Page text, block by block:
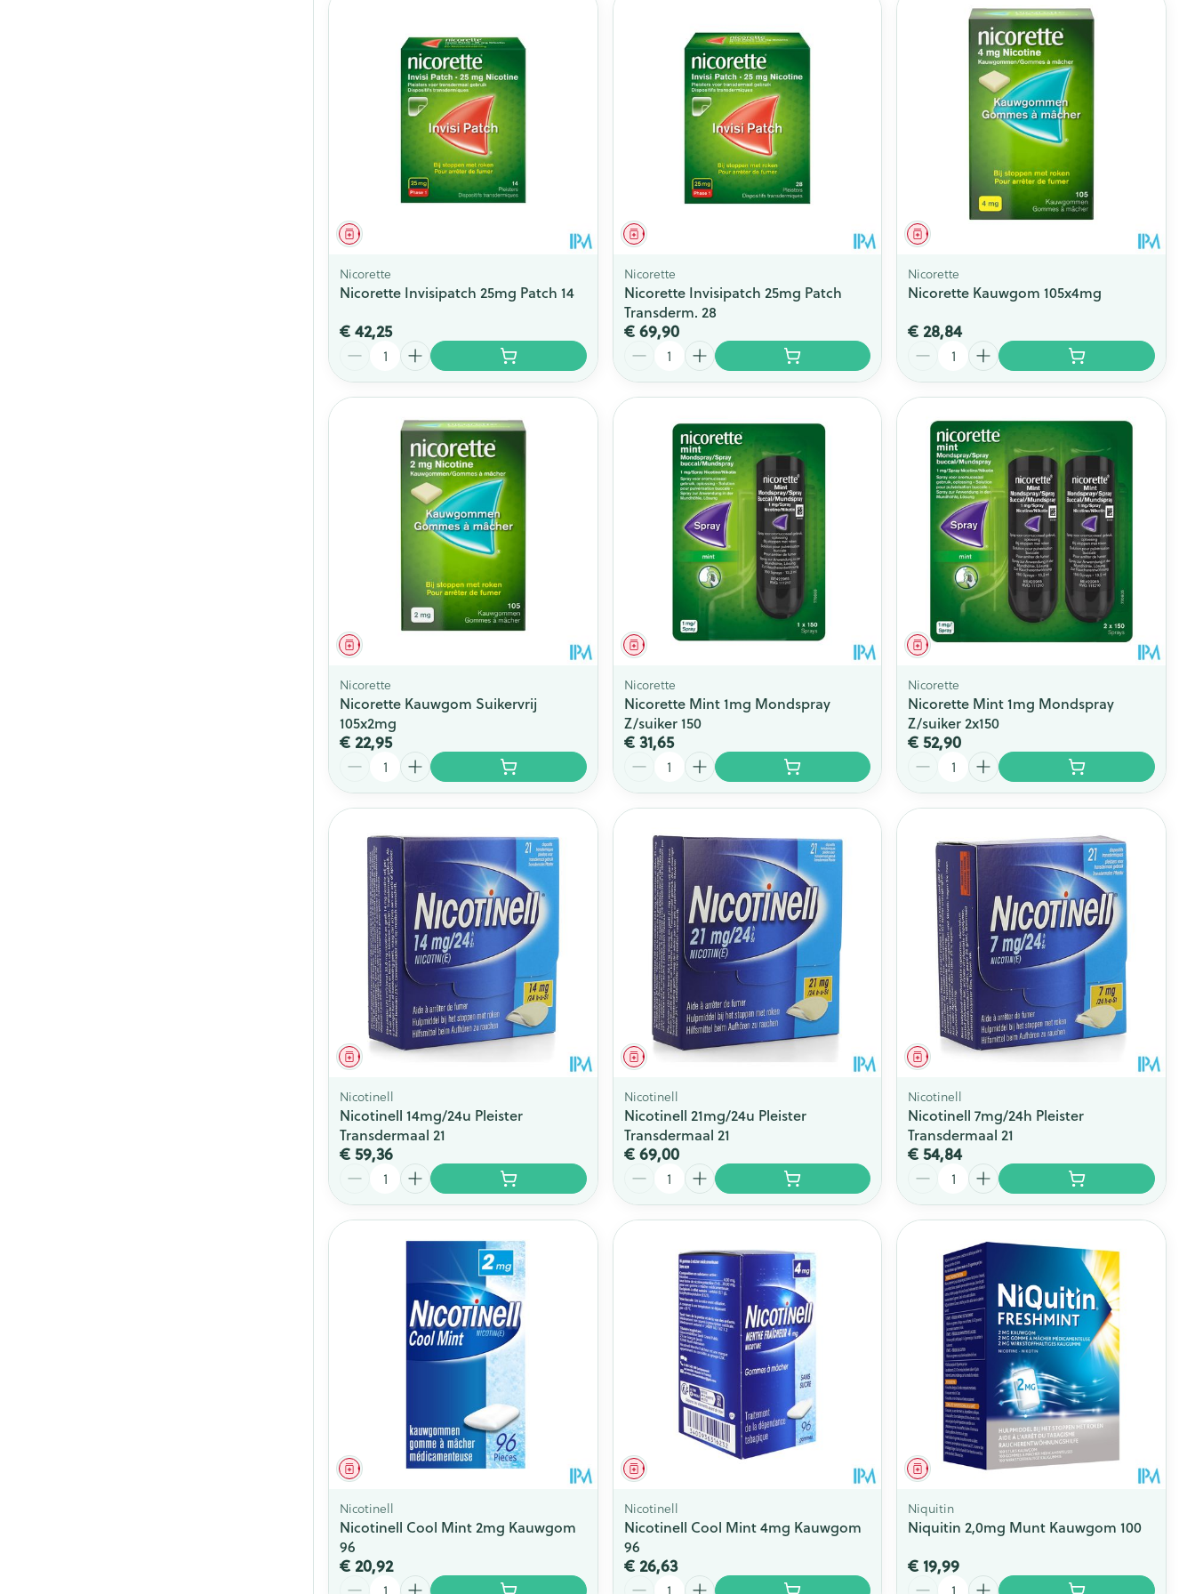
Geneesmiddel
Nicorette
Nicorette Invisipatch 25mg Patch 14
€ 42,25
Geneesmiddel
Nicorette
Nicorette Invisipatch 25mg Patch
Transderm. 28
€ 69,90
Geneesmiddel
Nicorette
Nicorette Kauwgom 105x4mg
€ 28,84
Geneesmiddel
Nicorette
Nicorette Kauwgom Suikervrij
105x2mg
€ 22,95
Geneesmiddel
Nicorette
Nicorette Mint 1mg Mondspray
Z/suiker 150
€ 31,65
Geneesmiddel
Nicorette
Nicorette Mint 1mg Mondspray
Z/suiker 2x150
€ 52,90
Geneesmiddel
Nicotinell
Nicotinell 14mg/24u Pleister
Transdermaal 21
€ 59,36
Geneesmiddel
Nicotinell
Nicotinell 21mg/24u Pleister
Transdermaal 21
€ 69,00
Geneesmiddel
Nicotinell
Nicotinell 7mg/24h Pleister
Transdermaal 21
€ 54,84
Geneesmiddel
Nicotinell
Nicotinell Cool Mint 2mg Kauwgom
96
€ 20,92
Geneesmiddel
Nicotinell
Nicotinell Cool Mint 4mg Kauwgom
96
€ 26,63
Geneesmiddel
Niquitin
Niquitin 2,0mg Munt Kauwgom 100
€ 19,99